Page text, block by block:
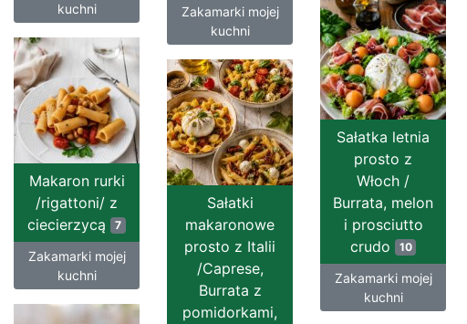
kuchni
Zakamarki mojej
kuchni
Sałatka letnia
prosto z
Włoch /
Burrata, melon
i prosciutto
crudo
10
Zakamarki mojej
kuchni
Makaron rurki
/rigattoni/ z
ciecierzycą 7
Zakamarki mojej
kuchni
Sałatki
makaronowe
prosto z Italii
/Caprese,
Burrata z
pomidorkami,